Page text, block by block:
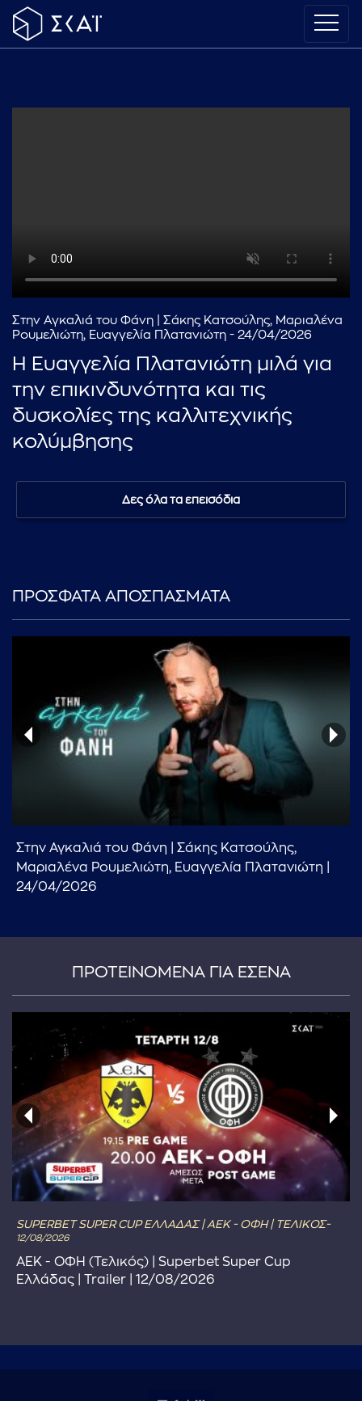
...πληκτρολογήστε κείμενο προς αναζήτηση
Στην Αγκαλιά του Φάνη | Σάκης Κατσούλης, Μαριαλένα
Ρουμελιώτη, Ευαγγελία Πλατανιώτη - 24/04/2026
Η Ευαγγελία Πλατανιώτη μιλά για
την επικινδυνότητα και τις
δυσκολίες της καλλιτεχνικής
κολύμβησης
Δες όλα τα επεισόδια
ΠΡΟΣΦΑΤΑ ΑΠΟΣΠΑΣΜΑΤΑ
Στην Αγκαλιά του Φάνη | Σάκης Κατσούλης,
Μαριαλένα Ρουμελιώτη, Ευαγγελία Πλατανιώτη |
24/04/2026
ΠΡΟΤΕΙΝΟΜΕΝΑ ΓΙΑ ΕΣΕΝΑ
SUPERBET SUPER CUP ΕΛΛΑΔΑΣ | ΑΕΚ - ΟΦΗ | ΤΕΛΙΚΟΣ-
12/08/2026
ΑΕΚ - ΟΦΗ (Τελικός) | Superbet Super Cup
Ελλάδας | Trailer | 12/08/2026